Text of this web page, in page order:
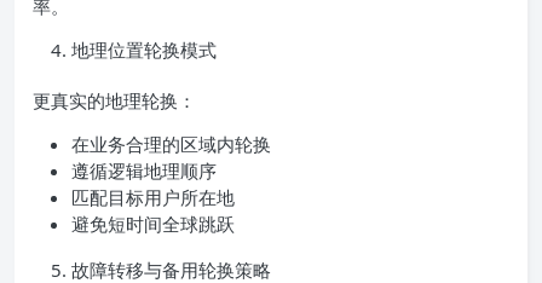
率。
地理位置轮换模式
更真实的地理轮换：
在业务合理的区域内轮换
遵循逻辑地理顺序
匹配目标用户所在地
避免短时间全球跳跃
故障转移与备用轮换策略